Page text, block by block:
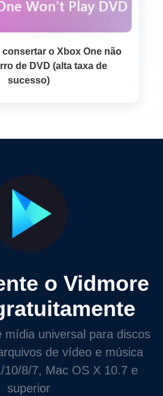
consertar o Xbox One não
de DVD (alta taxa de
sucesso)
o Vidmore
mídia universal para discos
de vídeo e música
10/8/7, Mac OS X 10.7 e
superior